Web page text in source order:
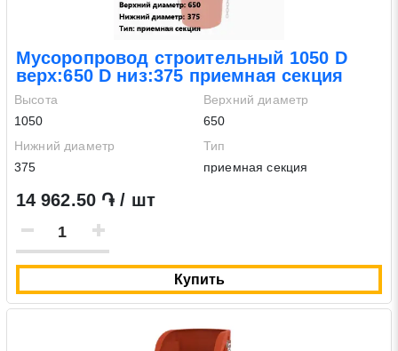
Поиск
Мусоропровод строительный 1050 D
верх:650 D низ:375 приемная секция
Высота
1050
Верхний диаметр
650
Нижний диаметр
375
Тип
приемная секция
14 962.50 ֏ / шт
Купить
Заявка на обратный звонок